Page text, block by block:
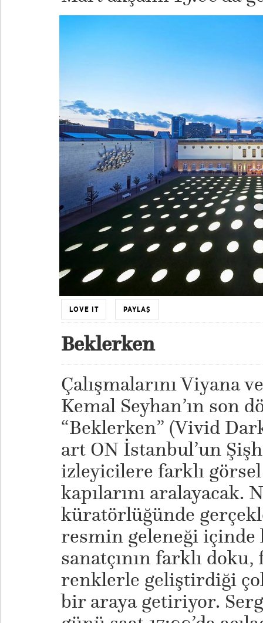
LOVE IT PAYLAŞ
Beklerken
Çalışmalarını Viyana
Kemal Seyhan’ın son
“Beklerken” (Vivid
art ON İstanbul’un
izleyicilere farklı
kapılarını aralayacak.
küratörlüğünde
resmin geleneği içinde
sanatçının farklı
renklerle geliştirdiği
bir araya getiriyor.